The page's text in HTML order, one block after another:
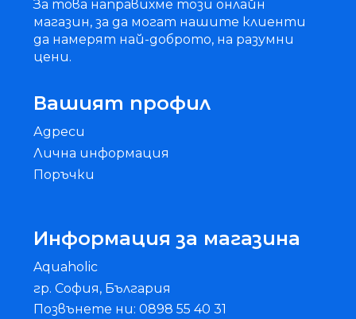
За това направихме този онлайн
магазин, за да могат нашите клиенти
да намерят най-доброто, на разумни
цени.
Вашият профил
Адреси
Лична информация
Поръчки
Информация за магазина
Aquaholic
гр. София, България
Позвънете ни: 0898 55 40 31